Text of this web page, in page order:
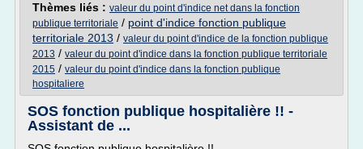
Thèmes liés : valeur du point d'indice net dans la fonction
publique territoriale / point d'indice fonction publique
territoriale 2013 / valeur du point d'indice de la fonction publique
2013 / valeur du point d'indice dans la fonction publique territoriale
2015 / valeur du point d'indice dans la fonction publique
hospitaliere
SOS fonction publique hospitalière !! -
Assistant de ...